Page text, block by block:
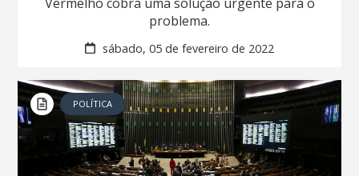
problema.
sábado, 05 de fevereiro de 2022
POLÍTICA